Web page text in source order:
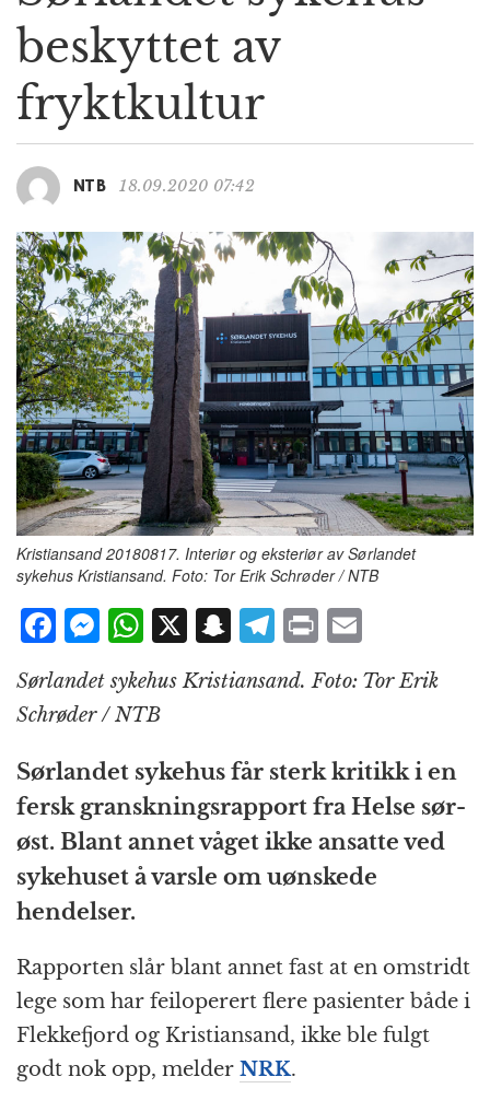
g
a
beskyttet av
fryktkultur
NTB 18.09.2020 07:42
Kristiansand 20180817. Interiør og eksteriør av Sørlandet
sykehus Kristiansand. Foto: Tor Erik Schrøder / NTB
F
c
e
b
o
o
k
M
ss
e
n
g
e
r
W
h
at
s
A
p
p
X S
n
a
c
h
at
T
el
e
r
a
m
P
ri
n
m
ai
Sørlandet sykehus Kristiansand. Foto: Tor Erik
Schrøder / NTB
Sørlandet sykehus får sterk kritikk i en
fersk granskningsrapport fra Helse sør-
øst. Blant annet våget ikke ansatte ved
sykehuset å varsle om uønskede
hendelser.
Rapporten slår blant annet fast at en omstridt
lege som har feiloperert flere pasienter både i
Flekkefjord og Kristiansand, ikke ble fulgt
godt nok opp, melder NRK.